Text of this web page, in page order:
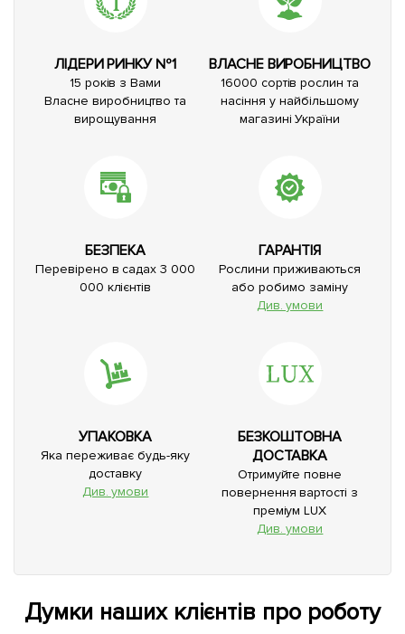
ЛІДЕРИ РИНКУ №1
15 років з Вами
Власне виробництво та
вирощування
ВЛАСНЕ ВИРОБНИЦТВО
16000 сортів рослин та
насіння у найбільшому
магазині України
БЕЗПЕКА
Перевірено в садах 3 000
000 клієнтів
ГАРАНТІЯ
Рослини приживаються
або робимо заміну
Див. умови
УПАКОВКА
Яка переживає будь-яку
доставку
Див. умови
БЕЗКОШТОВНА
ДОСТАВКА
Отримуйте повне
повернення вартості з
преміум LUX
Див. умови
Думки наших клієнтів про роботу